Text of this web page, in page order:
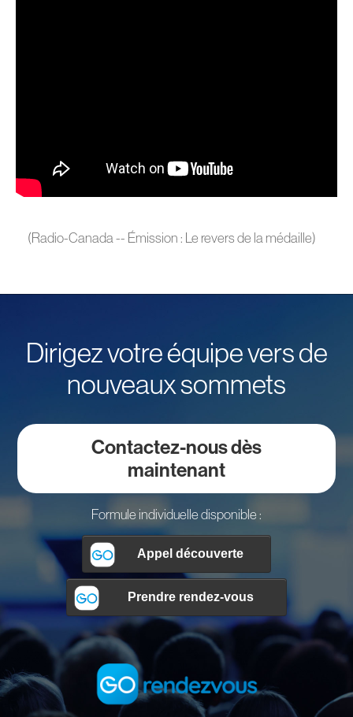
(Radio-Canada -- Émission : Le revers de la médaille)
Dirigez votre équipe vers de
nouveaux sommets
Contactez-nous dès
maintenant
Formule individuelle disponible :